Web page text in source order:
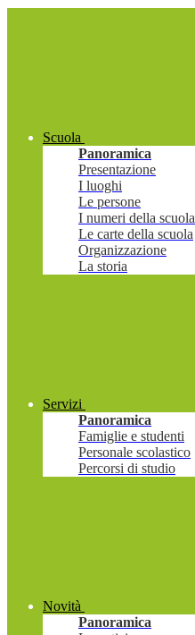
Scuola
Panoramica
Presentazione
I luoghi
Le persone
I numeri della scuola
Le carte della scuola
Organizzazione
La storia
Servizi
Panoramica
Famiglie e studenti
Personale scolastico
Percorsi di studio
Novità
Panoramica